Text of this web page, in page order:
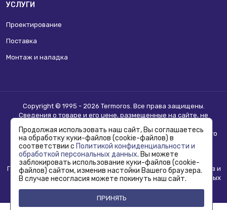
УСЛУГИ
Проектирование
Поставка
Монтаж и наладка
Copyright © 1995 - 2026 Termoros. Все права защищены.
Сведения о товаре и его цене, размещенные на сайте, не
Информацию о возможности приобретения соответствующего
товара и условиях такого приобретения уточняйте в отделе
продаж.
Политика конфиденциальности, использования сookie-файлов и
обработка персональных данных
Продолжая использовать наш сайт, Вы соглашаетесь
на обработку куки-файлов (cookie-файлов) в
соответствии с Политикой конфиденциальности и
обработкой персональных данных. Вы можете
заблокировать использование куки-файлов (cookie-
файлов) сайтом, изменив настойки Вашего браузера.
В случае несогласия можете покинуть наш сайт.
ПРИНЯТЬ